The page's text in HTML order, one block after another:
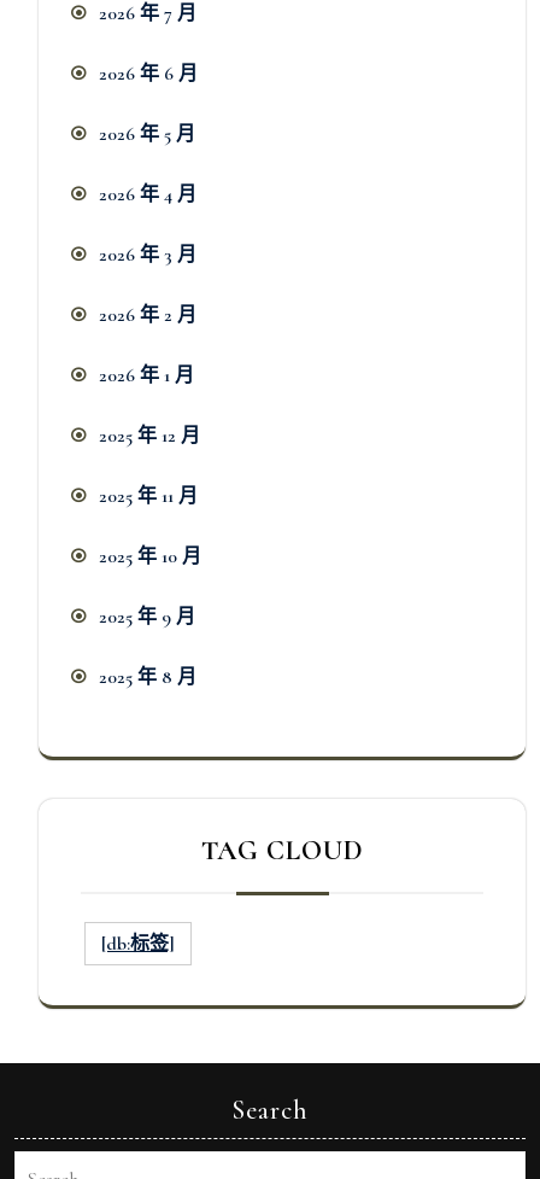
2026 年 7 月
2026 年 6 月
2026 年 5 月
2026 年 4 月
2026 年 3 月
2026 年 2 月
2026 年 1 月
2025 年 12 月
2025 年 11 月
2025 年 10 月
2025 年 9 月
2025 年 8 月
TAG CLOUD
[db:标签]
Search